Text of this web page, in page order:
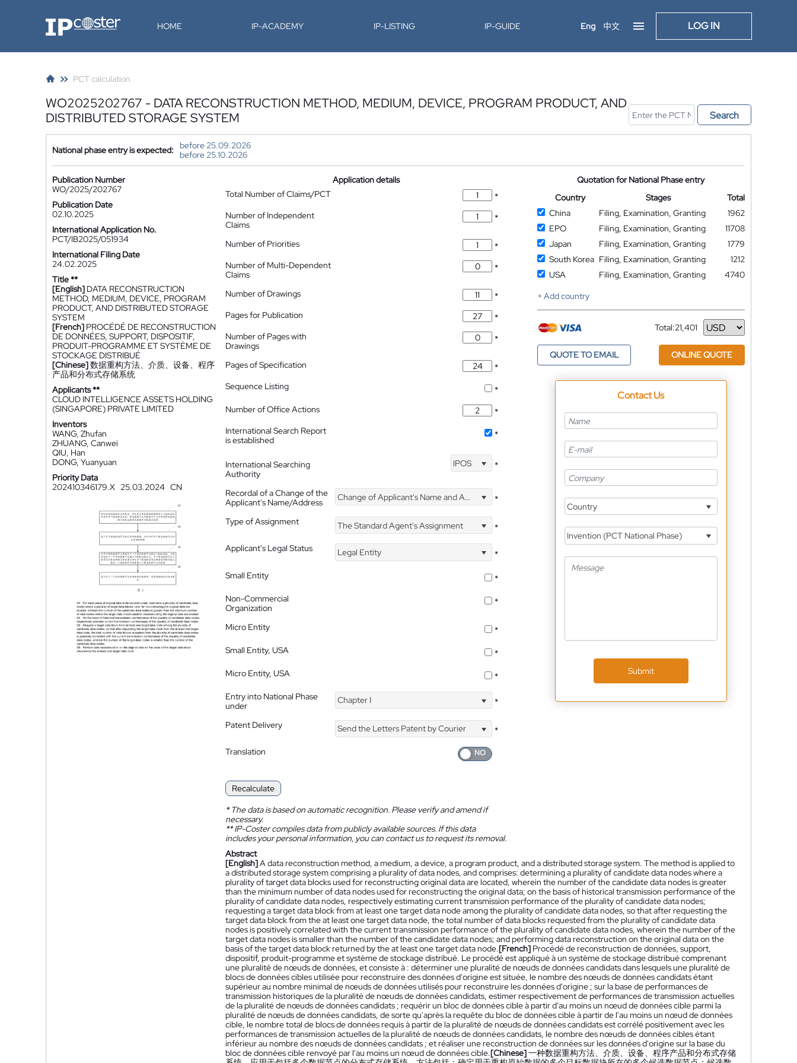
IP-Coster HOME IP-ACADEMY IP-LISTING IP-GUIDE Eng 中文 LOG IN
PCT calculation
WO2025202767 - DATA RECONSTRUCTION METHOD, MEDIUM, DEVICE, PROGRAM PRODUCT, AND
DISTRIBUTED STORAGE SYSTEM
Search
National phase entry is expected:
before 25.09.2026
before 25.10.2026
Publication Number
WO/2025/202767
Publication Date
02.10.2025
International Application No.
PCT/IB2025/051934
International Filing Date
24.02.2025
Title **
[English] DATA RECONSTRUCTION
METHOD, MEDIUM, DEVICE, PROGRAM
PRODUCT, AND DISTRIBUTED STORAGE
SYSTEM
[French] PROCÉDÉ DE RECONSTRUCTION
DE DONNÉES, SUPPORT, DISPOSITIF,
PRODUIT-PROGRAMME ET SYSTÈME DE
STOCKAGE DISTRIBUÉ
[Chinese]数据重构方法、介质、设备、程序
产品和分布式存储系统
Applicants **
CLOUD INTELLIGENCE ASSETS HOLDING
(SINGAPORE) PRIVATE LIMITED
Inventors
WANG, Zhufan
ZHUANG, Canwei
QIU, Han
DONG, Yuanyuan
Priority Data
202410346179.X 25.03.2024 CN
Application details
Total Number of Claims/PCT
*
Number of Independent
Claims
*
Number of Priorities
*
Number of Multi-Dependent
Claims
*
Number of Drawings
*
Pages for Publication
*
Number of Pages with
Drawings
*
Pages of Specification
*
Sequence Listing
*
Number of Office Actions
*
International Search Report
is established
*
International Searching
Authority
IPOS *
Recordal of a Change of the
Applicant's Name/Address
Change of Applicant's Name and Address *
Type of Assignment The Standard Agent's Assignment
*
Applicant's Legal Status
Legal Entity
*
Small Entity
*
Non-Commercial
Organization
*
Micro Entity
*
Small Entity, USA
*
Micro Entity, USA
*
Entry into National Phase
under
Chapter I *
Patent Delivery Send the Letters Patent by Courier
*
Translation
Recalculate
*The data is based on automatic recognition. Please verify and amend if
necessary.
**IP-Coster compiles data from publicly available sources. If this data
includes your personal information, you can contact us to request its removal.
Quotation for National Phase entry
Country
Stages
Total
China
Filing, Examination, Granting
1962
EPO
Filing, Examination, Granting
11708
Japan
Filing, Examination, Granting
1779
South Korea Filing, Examination, Granting
1212
USA
Filing, Examination, Granting
4740
+ Add country
Total:21,401
Currency
QUOTE TO EMAIL ONLINE QUOTE
Contact Us
Country
Invention (PCT National Phase)
Submit
Abstract
[English]A data reconstruction method, a medium, a device, a program product, and a distributed storage system. The method is applied to
a distributed storage system comprising a plurality of data nodes, and comprises: determining a plurality of candidate data nodes where a
plurality of target data blocks used for reconstructing original data are located, wherein the number of the candidate data nodes is greater
than the minimum number of data nodes used for reconstructing the original data; on the basis of historical transmission performance of the
plurality of candidate data nodes, respectively estimating current transmission performance of the plurality of candidate data nodes;
requesting a target data block from at least one target data node among the plurality of candidate data nodes, so that after requesting the
target data block from the at least one target data node, the total number of data blocks requested from the plurality of candidate data
nodes is positively correlated with the current transmission performance of the plurality of candidate data nodes, wherein the number of the
target data nodes is smaller than the number of the candidate data nodes; and performing data reconstruction on the original data on the
basis of the target data block returned by the at least one target data node.[French] Procédé de reconstruction de données, support,
dispositif, produit-programme et système de stockage distribué. Le procédé est appliqué à un système de stockage distribué comprenant
une pluralité de nœuds de données, et consiste à : déterminer une pluralité de nœuds de données candidats dans lesquels une pluralité de
blocs de données cibles utilisée pour reconstruire des données d'origine est située, le nombre des nœuds de données candidats étant
supérieur au nombre minimal de nœuds de données utilisés pour reconstruire les données d'origine ; sur la base de performances de
transmission historiques de la pluralité de nœuds de données candidats, estimer respectivement de performances de transmission actuelles
de la pluralité de nœuds de données candidats ; requérir un bloc de données cible à partir d'au moins un nœud de données cible parmi la
pluralité de nœuds de données candidats, de sorte qu'après la requête du bloc de données cible à partir de l'au moins un nœud de données
cible, le nombre total de blocs de données requis à partir de la pluralité de nœuds de données candidats est corrélé positivement avec les
performances de transmission actuelles de la pluralité de nœuds de données candidats, le nombre des nœuds de données cibles étant
inférieur au nombre des nœuds de données candidats ; et réaliser une reconstruction de données sur les données d'origine sur la base du
bloc de données cible renvoyé par l'au moins un nœud de données cible.[Chinese]一种数据重构方法、介质、设备、程序产品和分布式存储